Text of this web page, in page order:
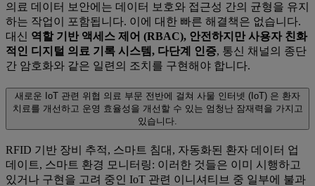
의료 데이터 보안에는 데이터 보호와 접근성 간의 균형을 유지
하는 작업이 포함됩니다. 이에 대한 빠른 해결책은 없습니다.
대신 역할 기반 액세스 제어 (RBAC), 안전하지만 사용자 친화
적인 디지털 의료 기록 시스템, 다단계 인증, 통신 채널의 종단
간 암호화와 같은 일련의 조치를 구현해야 합니다.
새로운 IoT 관련 위협 의료 부문 전반에 걸쳐 사물 인터넷 (IoT) 은 환자
치료를 개선하고 운영 효율성을 개선할 수 있는 엄청난 잠재력을 가지고
있습니다.
RFID 기반 장비 추적, 스마트 침대, 자동화된 환자 데이터 업
데이트, 스마트 환경 모니터링: 이러한 것들은 이미 시행하고
있거나 구현을 고려 중인 IoT 관련 이니셔티브 중 일부에 불과